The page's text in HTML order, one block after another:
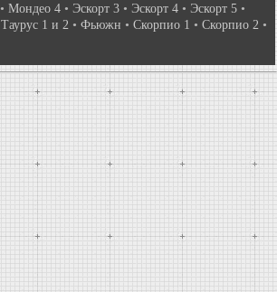
• Мондео 4 • Эскорт 3 • Эскорт 4 • Эскорт 5 •
Таурус 1 и 2 • Фьюжн • Скорпио 1 • Скорпио 2 •